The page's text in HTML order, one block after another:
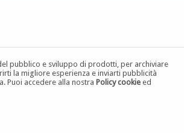
pubblico e sviluppo di prodotti, per archiviare
la migliore esperienza e inviarti pubblicità
Puoi accedere alla nostraPolicy cookie ed